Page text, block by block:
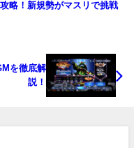
略！新規勢がマスリで挑戦
を徹底解
説！